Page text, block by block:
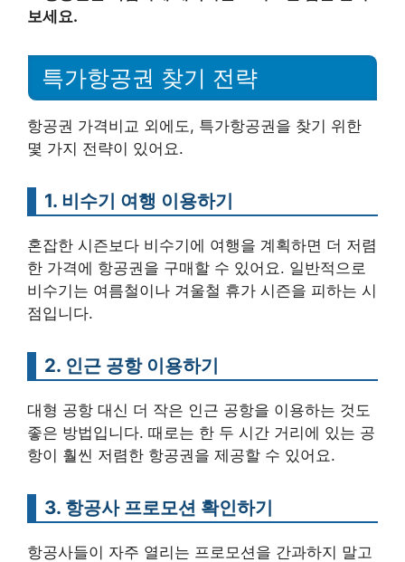
보세요.
특가항공권 찾기 전략
항공권 가격비교 외에도, 특가항공권을 찾기 위한
몇 가지 전략이 있어요.
1. 비수기 여행 이용하기
혼잡한 시즌보다 비수기에 여행을 계획하면 더 저렴
한 가격에 항공권을 구매할 수 있어요. 일반적으로
비수기는 여름철이나 겨울철 휴가 시즌을 피하는 시
점입니다.
2. 인근 공항 이용하기
대형 공항 대신 더 작은 인근 공항을 이용하는 것도
좋은 방법입니다. 때로는 한 두 시간 거리에 있는 공
항이 훨씬 저렴한 항공권을 제공할 수 있어요.
3. 항공사 프로모션 확인하기
항공사들이 자주 열리는 프로모션을 간과하지 말고